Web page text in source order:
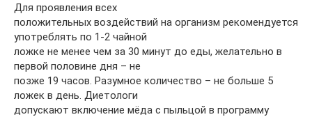
Для проявления всех
положительных воздействий на организм рекомендуется
употреблять по 1-2 чайной
ложке не менее чем за 30 минут до еды, желательно в
первой половине дня – не
позже 19 часов. Разумное количество – не больше 5
ложек в день. Диетологи
допускают включение мёда с пыльцой в программу